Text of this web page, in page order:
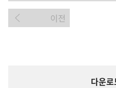
이전
다운